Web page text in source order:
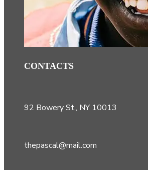
CONTACTS
92 Bowery St., NY 10013
thepascal@mail.com